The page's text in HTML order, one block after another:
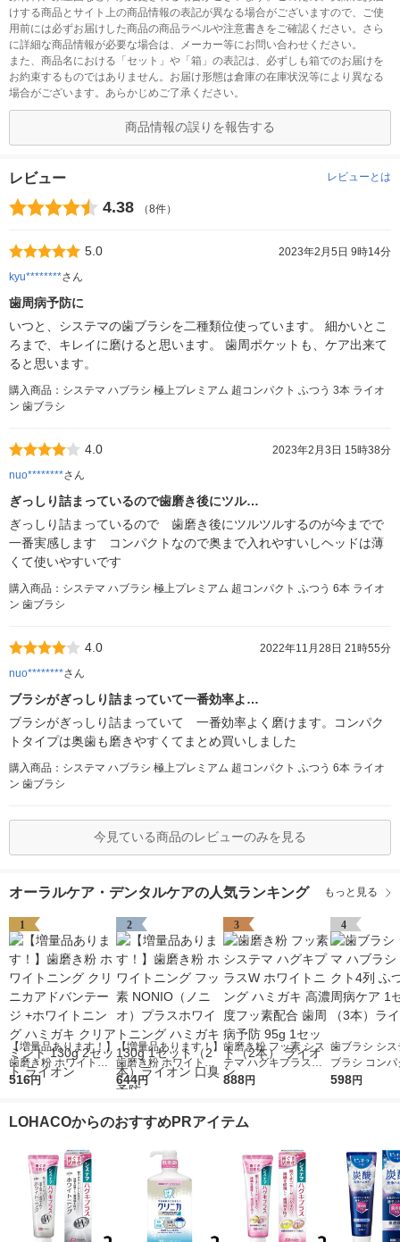
けする商品とサイト上の商品情報の表記が異なる場合がございますので、ご使
用前には必ずお届けした商品の商品ラベルや注意書きをご確認ください。さら
に詳細な商品情報が必要な場合は、メーカー等にお問い合わせください。
また、商品名における「セット」や「箱」の表記は、必ずしも箱でのお届けを
お約束するものではありません。お届け形態は倉庫の在庫状況等により異なる
場合がございます。あらかじめご了承ください。
商品情報の誤りを報告する
レビュー レビューとは
4.38 （8件）
5.0
2023年2月5日 9時14分
kyu********さん
歯周病予防に
いつと、システマの歯ブラシを二種類位使っています。 細かいとこ
ろまで、キレイに磨けると思います。 歯周ポケットも、ケア出来て
ると思います。
購入商品：システマ ハブラシ 極上プレミアム 超コンパクト ふつう 3本 ライオ
ン 歯ブラシ
4.0
2023年2月3日 15時38分
nuo********さん
ぎっしり詰まっているので歯磨き後にツル…
ぎっしり詰まっているので 歯磨き後にツルツルするのが今までで
一番実感します コンパクトなので奥まで入れやすいしヘッドは薄
くて使いやすいです
購入商品：システマ ハブラシ 極上プレミアム 超コンパクト ふつう 6本 ライオ
ン 歯ブラシ
4.0
2022年11月28日 21時55分
nuo********さん
ブラシがぎっしり詰まっていて一番効率よ…
ブラシがぎっしり詰まっていて 一番効率よく磨けます。コンパク
トタイプは奥歯も磨きやすくてまとめ買いしました
購入商品：システマ ハブラシ 極上プレミアム 超コンパクト ふつう 6本 ライオ
ン 歯ブラシ
今見ている商品のレビューのみを見る
オーラルケア・デンタルケアの人気ランキング もっと見る
1
【増量品あります！】
歯磨き粉 ホワイトニ
ング クリニカアドバ
ミント 130g 2セット
516円
2
【増量品あります！】
歯磨き粉 ホワイトニ
ング フッ素 NONIO
130g 1セット（2本）
644円
3
歯磨き粉 フッ素 シス
テマ ハグキプラスW
ホワイトニング ハミ
セット（2本） ライオ
888円
4
歯ブラシ シス
ブラシ コン
ふつう 歯周病
598円
LOHACOからのおすすめPRアイテム